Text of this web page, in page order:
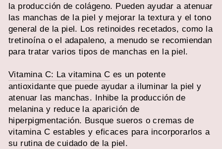
la producción de colágeno. Pueden ayudar a atenuar
las manchas de la piel y mejorar la textura y el tono
general de la piel. Los retinoides recetados, como la
tretinoína o el adapaleno, a menudo se recomiendan
para tratar varios tipos de manchas en la piel.
Vitamina C: La vitamina C es un potente
antioxidante que puede ayudar a iluminar la piel y
atenuar las manchas. Inhibe la producción de
melanina y reduce la aparición de
hiperpigmentación. Busque sueros o cremas de
vitamina C estables y eficaces para incorporarlos a
su rutina de cuidado de la piel.